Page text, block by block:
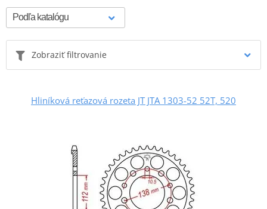
Zobraziť filtrovanie
Hliníková reťazová rozeta JT JTA 1303-52 52T, 520